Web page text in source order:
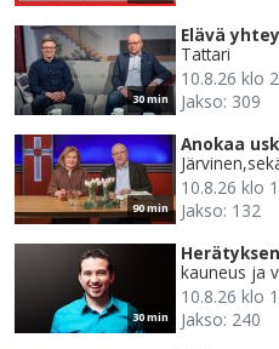
30 min
Elävä
Tattari
10.8.26 klo
Jakso: 309
90 min
Anokaa
10.8.26 klo
Jakso: 132
30 min
kauneus ja
10.8.26 klo
Jakso: 240